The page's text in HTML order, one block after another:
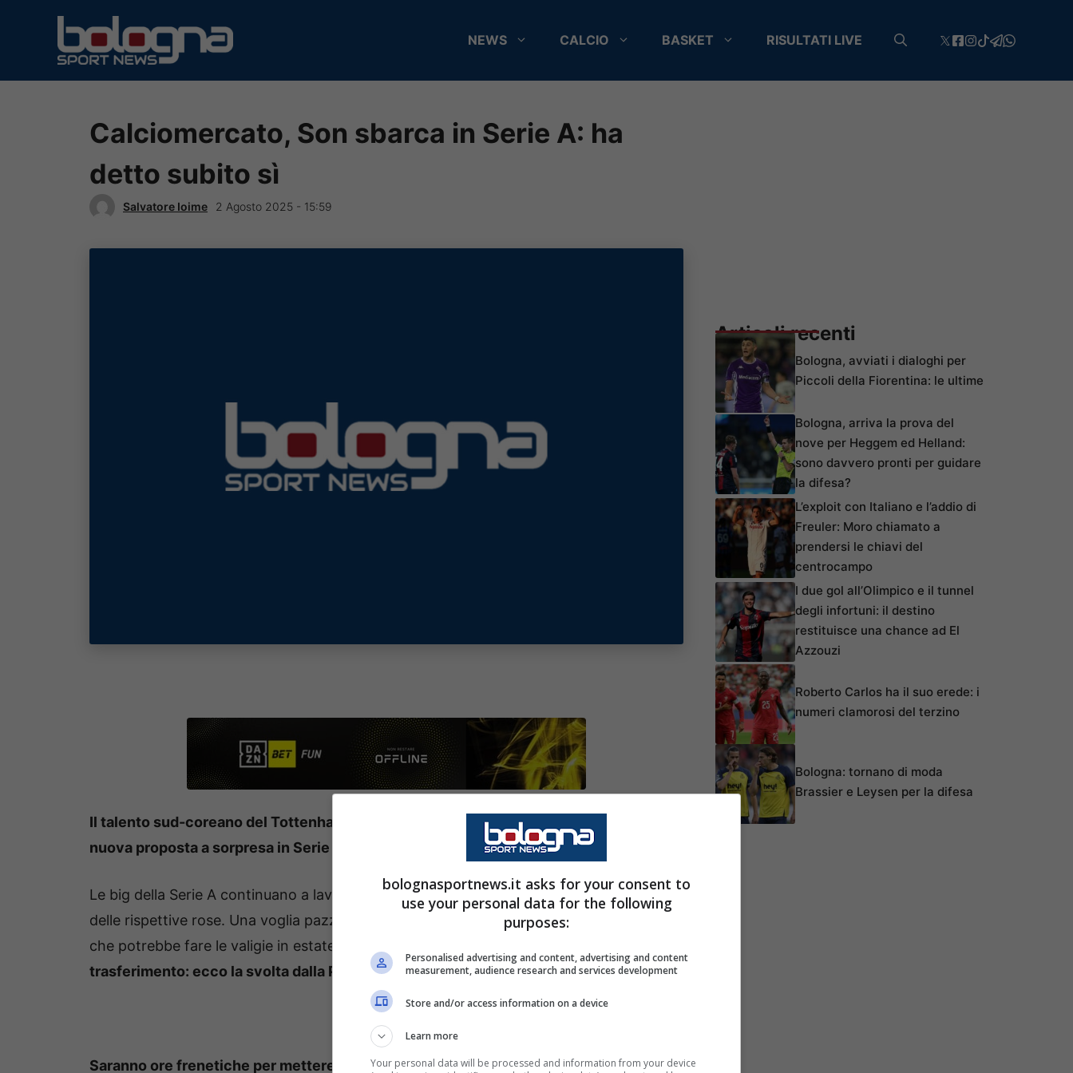
contenuto
NEWS CALCIO BASKET RISULTATI LIVE
Calciomercato, Son sbarca in Serie A: ha
detto subito sì
Salvatore Ioime 2 Agosto 2025 - 15:59
Il talento sud-coreano del Tottenham, Son, potrebbe sbarcare subito in Italia. Una
nuova proposta a sorpresa in Serie A: la svolta dalla Premier
Le big della Serie A continuano a lavorare senza sosta per innalzare il tasso tecnico
delle rispettive rose. Una voglia pazzesca per ammirare subito in Italia il talento Son,
che potrebbe fare le valigie in estate.
trasferimento: ecco la svolta dalla Premier.
Saranno ore frenetiche per mettere a segno nuovi innesti di caratura internazionale.
Articoli recenti
Bologna, avviati i dialoghi per
Piccoli della Fiorentina: le ultime
Bologna, arriva la prova del
nove per Heggem ed Helland:
sono davvero pronti per guidare
la difesa?
L’exploit con Italiano e l’addio di
Freuler: Moro chiamato a
prendersi le chiavi del
centrocampo
I due gol all’Olimpico e il tunnel
degli infortuni: il destino
restituisce una chance ad El
Azzouzi
Roberto Carlos ha il suo erede: i
numeri clamorosi del terzino
Bologna: tornano di moda
Brassier e Leysen per la difesa
bolognasportnews.it asks for your consent to
use your personal data for the following
purposes:
Personalised advertising and content, advertising and content
measurement, audience research and services development
Store and/or access information on a device
Learn more
Your personal data will be processed and information from your device